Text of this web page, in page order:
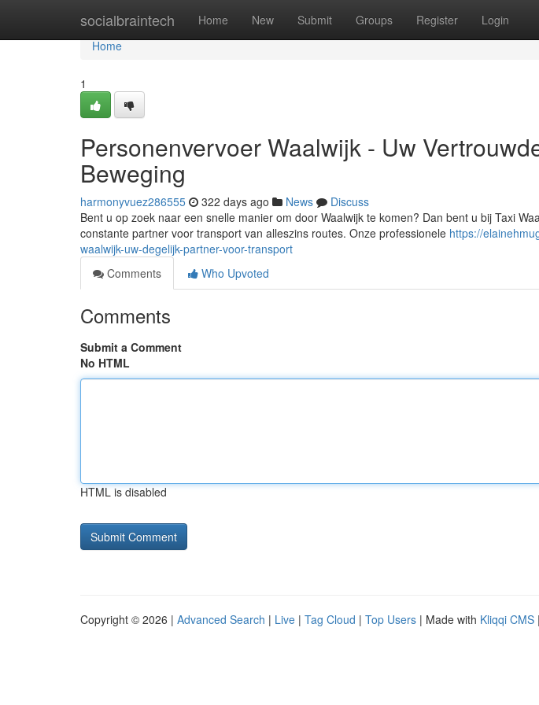
socialbraintech Home New Submit Groups Register Login
Home
Home
1
Personenvervoer Waalwijk - Uw
Beweging
harmonyvuez286555 322 days ago News
Discuss
Bent u op zoek naar een snelle manier om door Waalwijk te komen? Dan bent u bij Taxi
constante partner voor transport van alleszins routes. Onze professionele https://
waalwijk-uw-degelijk-partner-voor-transport
Comments
Who Upvoted
Comments
Submit a Comment
No HTML
HTML is disabled
Copyright © 2026 | Advanced Search | Live | Tag Cloud | Top Users | Made with Kliqqi CMS |